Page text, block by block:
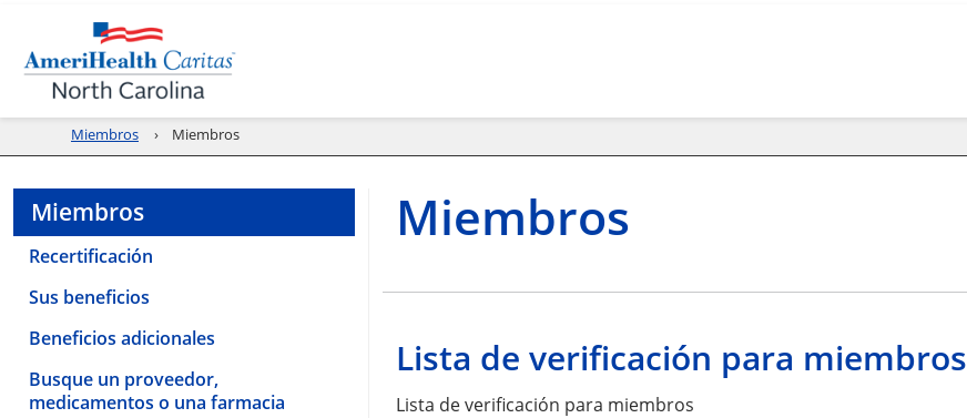
Miembros Miembros
Miembros
Recertificación
Sus beneficios
Beneficios adicionales
Busque un proveedor,
medicamentos o una farmacia
Miembros
Lista de verificación para miembros
Lista de verificación para miembros